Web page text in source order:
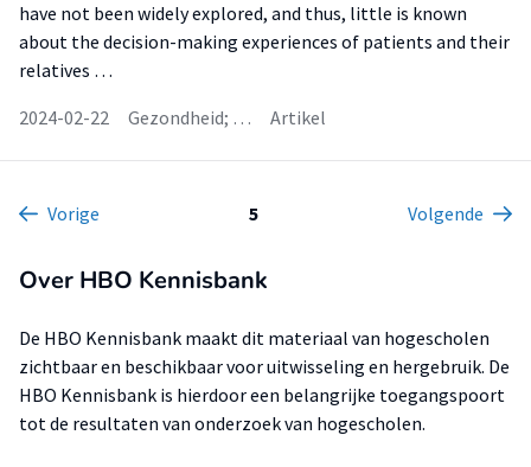
have not been widely explored, and thus, little is known
about the decision-making experiences of patients and their
relatives …
2024-02-22
Gezondheid; … Artikel
Vorige 5 Volgende
Over HBO Kennisbank
De HBO Kennisbank maakt dit materiaal van hogescholen
zichtbaar en beschikbaar voor uitwisseling en hergebruik. De
HBO Kennisbank is hierdoor een belangrijke toegangspoort
tot de resultaten van onderzoek van hogescholen.